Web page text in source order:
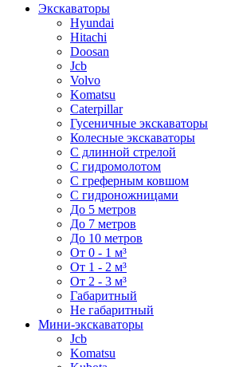
Экскаваторы
Hyundai
Hitachi
Doosan
Jcb
Volvo
Komatsu
Caterpillar
Гусеничные экскаваторы
Колесные экскаваторы
С длинной стрелой
С гидромолотом
С греферным ковшом
С гидроножницами
До 5 метров
До 7 метров
До 10 метров
От 0 - 1 м³
От 1 - 2 м³
От 2 - 3 м³
Габаритный
Не габаритный
Мини-экскаваторы
Jcb
Komatsu